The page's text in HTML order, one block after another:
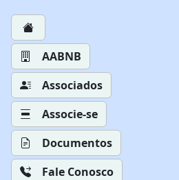
AABNB
Associados
Associe-se
Documentos
Fale Conosco